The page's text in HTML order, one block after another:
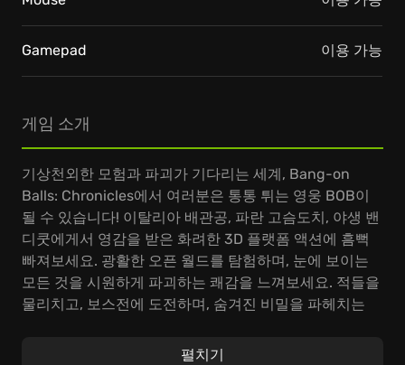
게임 소개
기상천외한 모험과 파괴가 기다리는 세계, Bang-on
Balls: Chronicles에서 여러분은 통통 튀는 영웅 BOB이
될 수 있습니다! 이탈리아 배관공, 파란 고슴도치, 야생 밴
디쿳에게서 영감을 받은 화려한 3D 플랫폼 액션에 흠뻑
빠져보세요. 광활한 오픈 월드를 탐험하며, 눈에 보이는
모든 것을 시원하게 파괴하는 쾌감을 느껴보세요. 적들을
물리치고, 보스전에 도전하며, 숨겨진 비밀을 파헤치는
를 자유롭게 넘나들며, 각 월드 고유의 메커니즘, 아이템,
펼치기
Gamepad 이용 가능